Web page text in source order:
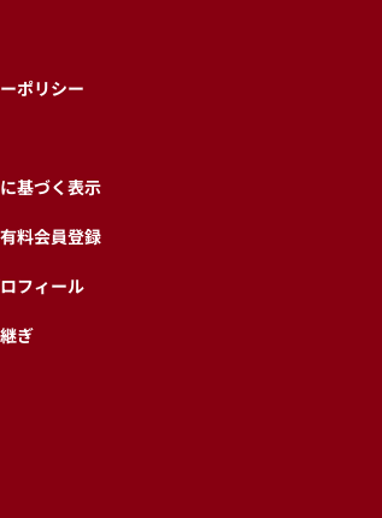
ポリシー
基づく表示
料会員登録
フィール
ぎ